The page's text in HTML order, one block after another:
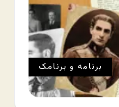
برنامه و برنامک